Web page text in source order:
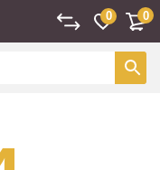
0 0